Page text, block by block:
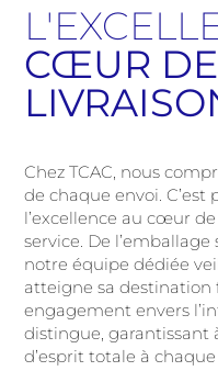
CŒUR
Chez TCAC, nous
de chaque envoi.
l’excellence au cœur
service. De
notre équipe dédiée
atteigne sa
engagement envers
distingue, garantissant
d’esprit totale à